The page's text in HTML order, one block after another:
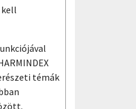
kell
témák